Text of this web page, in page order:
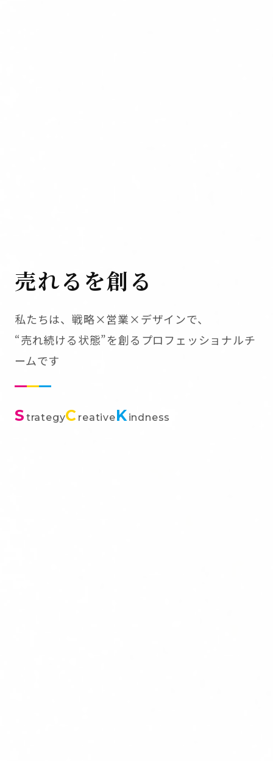
売れるを創る
私たちは、戦略×営業×デザインで、
“売れ続ける状態”を創るプロフェッショナルチ
ームです
S trategyC reativeKindness